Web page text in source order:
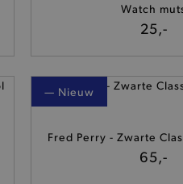
Watch
25,-
— Nieuw
Fred Perry - Zwarte
65,-